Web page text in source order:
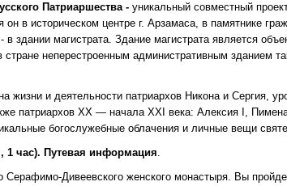
Патриаршества -уникальный совместный
он в историческом центре г. Арзамаса, в памятнике
в здании магистрата. Здание магистрата является
неперестроенным административным зданием
жизни и деятельности патриархов Никона и Сергия,
патриархов XX — начала XXI века: Алексия I,
богослужебные облачения и личные вещи
1 час). Путевая информация.
Серафимо-Дивеевского женского монастыря. Вы